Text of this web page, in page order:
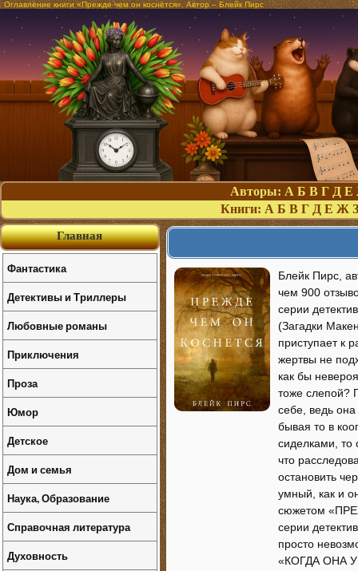
Оглавление книги «Прежде чем он коснётся». Автор – Блейк Пирс
Авторы: А Б В Г Д Е
Книги: А Б В Г Д Е Ж З
Блейк Пирс,
чем 900
серии
(Загадки
приступает к
жертвы не
как бы
тоже слепой?
себе, ведь
бывая то в
сиделками, то
что
остановить
умный, как и
сюжетом
серии
просто
«КОГДА ОНА
Главная
Фантастика
Детективы и Триллеры
Любовные романы
Приключения
Проза
Юмор
Детское
Дом и семья
Наука, Образование
Справочная литература
Духовность